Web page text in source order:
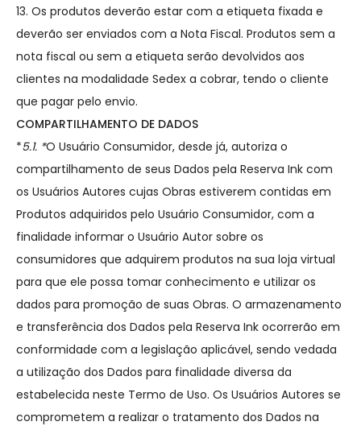
13. Os produtos deverão estar com a etiqueta fixada e
deverão ser enviados com a Nota Fiscal. Produtos sem a
nota fiscal ou sem a etiqueta serão devolvidos aos
clientes na modalidade Sedex a cobrar, tendo o cliente
que pagar pelo envio.
COMPARTILHAMENTO DE DADOS
*5.1. *O Usuário Consumidor, desde já, autoriza o
compartilhamento de seus Dados pela Reserva Ink com
os Usuários Autores cujas Obras estiverem contidas em
Produtos adquiridos pelo Usuário Consumidor, com a
finalidade informar o Usuário Autor sobre os
consumidores que adquirem produtos na sua loja virtual
para que ele possa tomar conhecimento e utilizar os
dados para promoção de suas Obras. O armazenamento
e transferência dos Dados pela Reserva Ink ocorrerão em
conformidade com a legislação aplicável, sendo vedada
a utilização dos Dados para finalidade diversa da
estabelecida neste Termo de Uso. Os Usuários Autores se
comprometem a realizar o tratamento dos Dados na